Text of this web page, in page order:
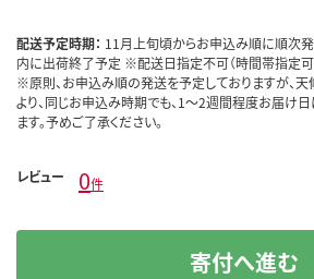
配送予定時期： 11月上旬頃からお申込み順に順次
内に出荷終了予定 ※配送日指定不可（時間帯指定
※原則、お申込み順の発送を予定しておりますが、
より、同じお申込み時期でも、1～2週間程度お届け
ます。予めご了承ください。
レビュー 0件
寄付へ進む